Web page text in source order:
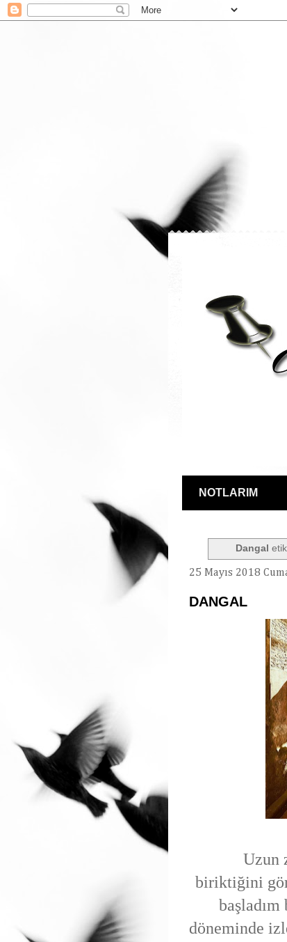
NOTLARIM
Dangal
25 Mayıs 2018
DANGAL
Uzun
biriktiğini
döneminde